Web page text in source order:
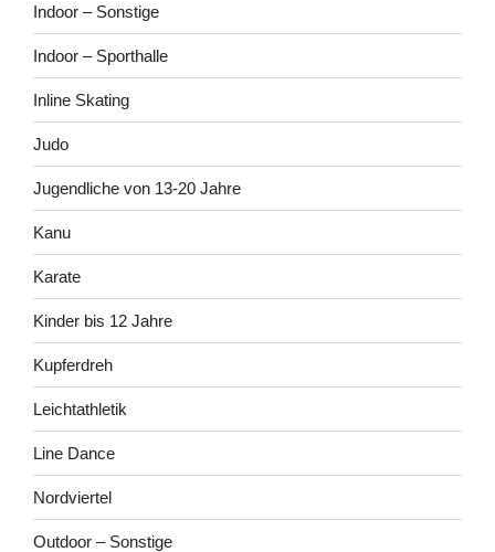
Indoor – Sonstige
Indoor – Sporthalle
Inline Skating
Judo
Jugendliche von 13-20 Jahre
Kanu
Karate
Kinder bis 12 Jahre
Kupferdreh
Leichtathletik
Line Dance
Nordviertel
Outdoor – Sonstige